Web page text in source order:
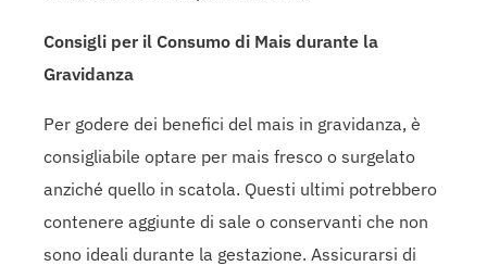
Consigli per il Consumo di Mais durante la
Gravidanza
Per godere dei benefici del mais in gravidanza, è
consigliabile optare per mais fresco o surgelato
anziché quello in scatola. Questi ultimi potrebbero
contenere aggiunte di sale o conservanti che non
sono ideali durante la gestazione. Assicurarsi di